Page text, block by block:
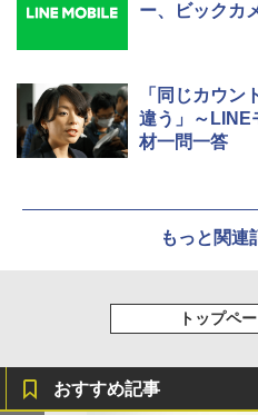
ー、ビックカ
「同じカウン
違う」～LINE
材一問一答
もっと関連
トップペ
おすすめ記事